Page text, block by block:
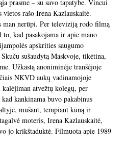
prasme – su savo tapatybe. Vincui
rašo Irena Kazlauskaitė.
nerūpi. Per televiziją rodo filmą
kad pasakojama ir apie mano
apskrities saugumo
sušaudytą Maskvoje, tikėtina,
Užkastą anoniminėje tranšėjoje
NKVD aukų vadinamojoje
atvežtų kolegų, per
kankinama buvo pakabinus
mušant, tempiant kūną ir
moteris, Irena Kazlauskaitė,
jo krikštaduktė. Filmuota apie 1989